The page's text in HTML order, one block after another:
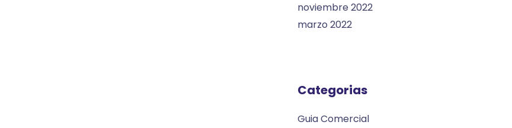
noviembre 2022
marzo 2022
Categorias
Guia Comercial